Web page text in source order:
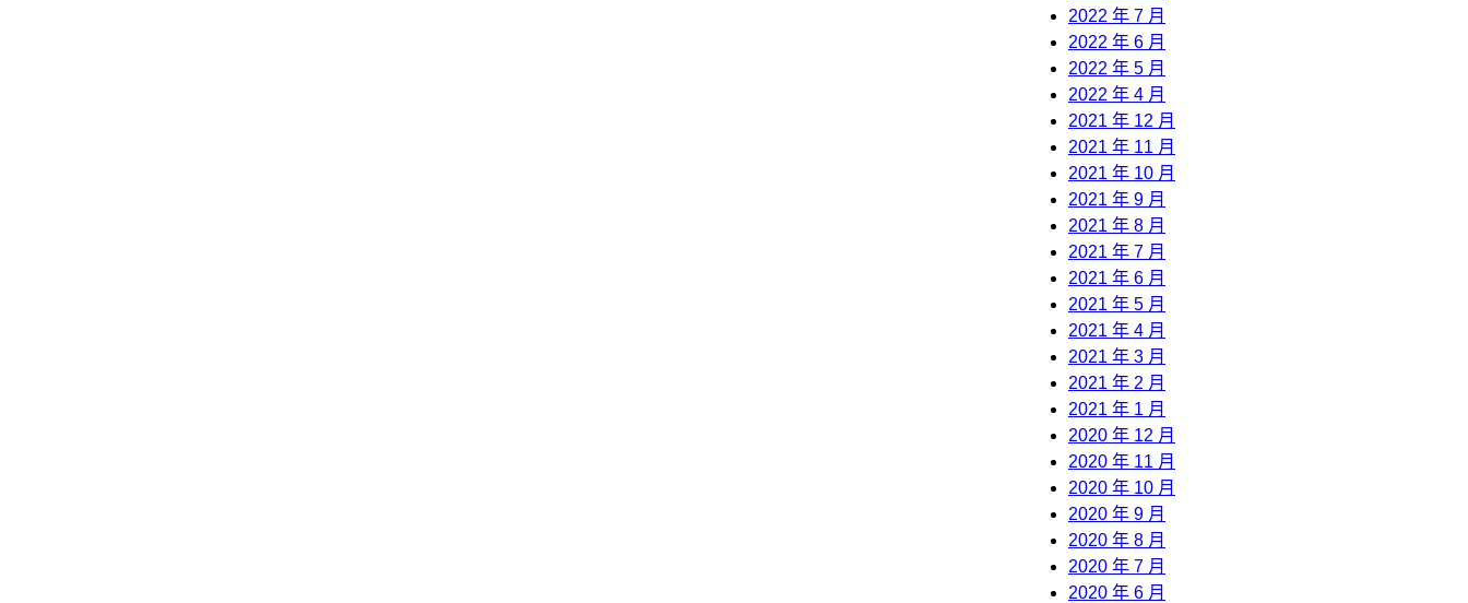
2022 年 7 月
2022 年 6 月
2022 年 5 月
2022 年 4 月
2021 年 12 月
2021 年 11 月
2021 年 10 月
2021 年 9 月
2021 年 8 月
2021 年 7 月
2021 年 6 月
2021 年 5 月
2021 年 4 月
2021 年 3 月
2021 年 2 月
2021 年 1 月
2020 年 12 月
2020 年 11 月
2020 年 10 月
2020 年 9 月
2020 年 8 月
2020 年 7 月
2020 年 6 月